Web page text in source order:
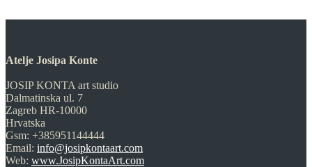
Atelje Josipa Konte
JOSIP KONTA art studio
Dalmatinska ul. 7
Zagreb HR-10000
Hrvatska
Gsm: +385951144444
Email: info@josipkontaart.com
Web: www.JosipKontaArt.com